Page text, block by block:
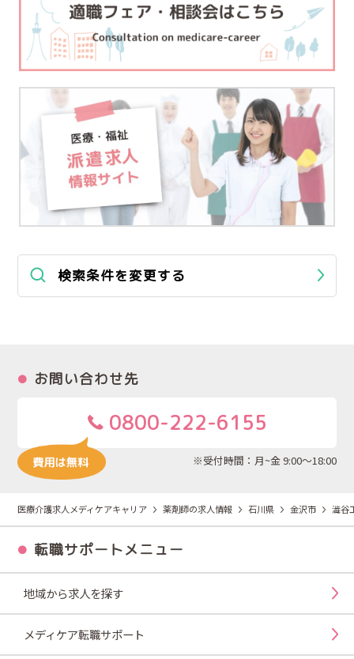
検索条件を変更する
お問い合わせ先
0800-222-6155
※受付時間：月~金 9:00～18:00
医療介護求人メディケアキャリア 薬剤師の求人情報 石川県 金沢市 澁谷
転職サポートメニュー
地域から求人を探す
メディケア転職サポート